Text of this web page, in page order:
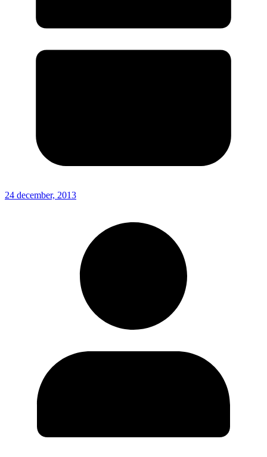
24 december, 2013